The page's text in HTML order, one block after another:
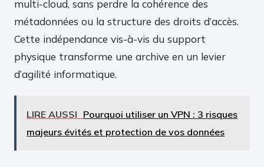
multi-cloud, sans perdre la cohérence des
métadonnées ou la structure des droits d’accès.
Cette indépendance vis-à-vis du support
physique transforme une archive en un levier
d’agilité informatique.
LIRE AUSSI Pourquoi utiliser un VPN : 3 risques
majeurs évités et protection de vos données